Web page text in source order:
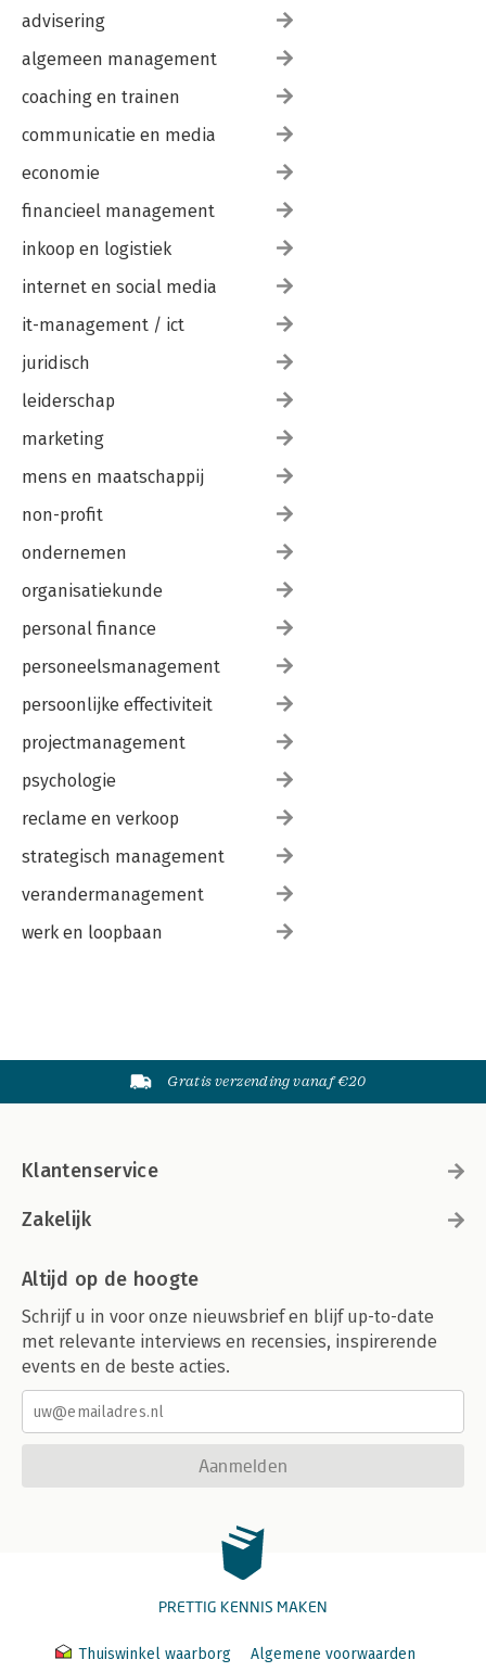
advisering
algemeen management
coaching en trainen
communicatie en media
economie
financieel management
inkoop en logistiek
internet en social media
it-management / ict
juridisch
leiderschap
marketing
mens en maatschappij
non-profit
ondernemen
organisatiekunde
personal finance
personeelsmanagement
persoonlijke effectiviteit
projectmanagement
psychologie
reclame en verkoop
strategisch management
verandermanagement
werk en loopbaan
Gratis verzending vanaf €20
Klantenservice
Zakelijk
Altijd op de hoogte
Schrijf u in voor onze nieuwsbrief en blijf up-to-date
met relevante interviews en recensies, inspirerende
events en de beste acties.
Aanmelden
PRETTIG KENNIS MAKEN
Thuiswinkel waarborg Algemene voorwaarden